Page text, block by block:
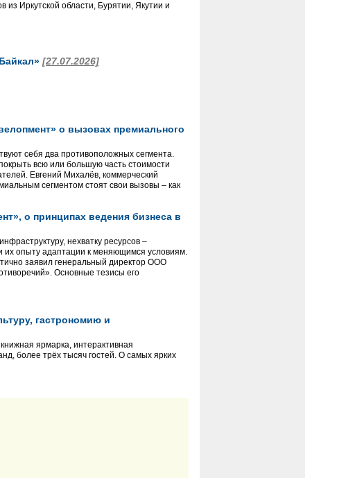
Иркутской области, Бурятии, Якутии и
[27.07.2026]
о вызовах премиального
себя два противоположных сегмента.
всю или большую часть стоимости
Евгений Михалёв, коммерческий
сегментом стоят свои вызовы – как
о принципах ведения бизнеса в
нехватку ресурсов –
их опыту адаптации к меняющимся условиям.
заявил генеральный директор ООО
Основные тезисы его
гастрономию и
ярмарка, интерактивная
более трёх тысяч гостей. О самых ярких